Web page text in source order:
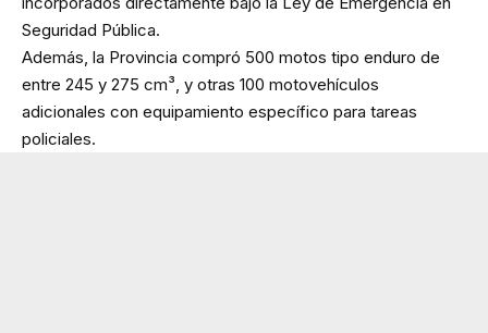
Seguridad Pública.
Además, la Provincia compró 500 motos tipo enduro de
entre 245 y 275 cm³, y otras 100 motovehículos
adicionales con equipamiento específico para tareas
policiales.